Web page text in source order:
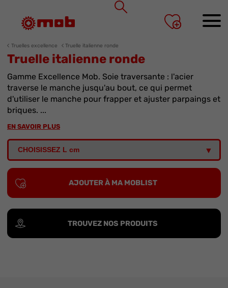
Truelles excellence Truelle italienne ronde
Truelle italienne ronde
Gamme Excellence Mob. Soie traversante : l'acier
traverse le manche jusqu'au bout, ce qui permet
d'utiliser le manche pour frapper et ajuster parpaings et
briques. ...
EN SAVOIR PLUS
AJOUTER À MA MOBLIST
TROUVEZ NOS PRODUITS